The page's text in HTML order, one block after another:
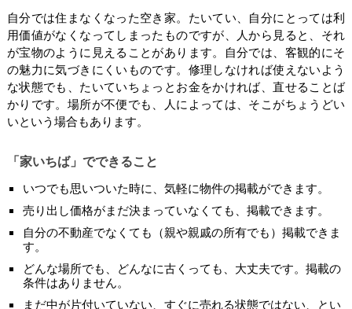
自分では住まなくなった空き家。たいてい、自分にとっては利
用価値がなくなってしまったものですが、人から見ると、それ
が宝物のように見えることがあります。自分では、客観的にそ
の魅力に気づきにくいものです。修理しなければ使えないよう
な状態でも、たいていちょっとお金をかければ、直せることば
かりです。場所が不便でも、人によっては、そこがちょうどい
いという場合もあります。
「家いちば」でできること
いつでも思いついた時に、気軽に物件の掲載ができます。
売り出し価格がまだ決まっていなくても、掲載できます。
自分の不動産でなくても（親や親戚の所有でも）掲載できま
す。
どんな場所でも、どんなに古くっても、大丈夫です。掲載の
条件はありません。
まだ中が片付いていない、すぐに売れる状態ではない、とい